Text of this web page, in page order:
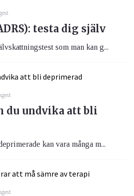
testa dig själv
som man kan g...
du undvika att bli
kan vara många m...